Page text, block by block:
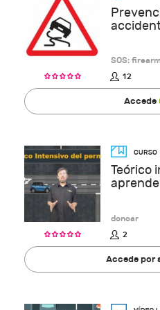
SOS:
12
Accede
Teórico
doncar
2
Accede por